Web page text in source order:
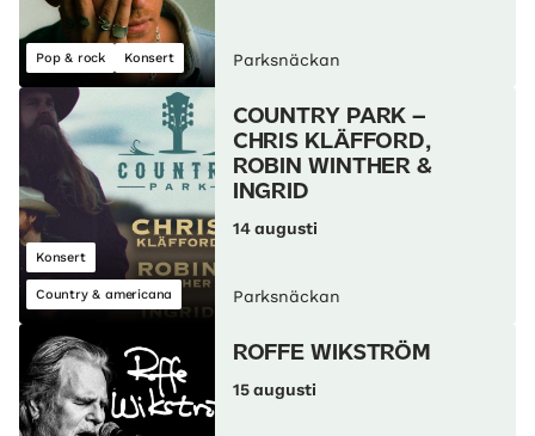
Pop & rock Konsert Parksnäckan
Konsert
Country & americana
COUNTRY PARK –
CHRIS KLÄFFORD,
ROBIN WINTHER &
INGRID
14 augusti
Parksnäckan
ROFFE WIKSTRÖM
15 augusti